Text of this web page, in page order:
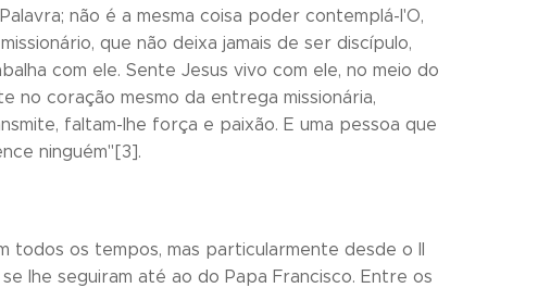
não é a mesma coisa poder contemplá-l'O,
que não deixa jamais de ser discípulo,
com ele. Sente Jesus vivo com ele, no meio do
no coração mesmo da entrega missionária,
faltam-lhe força e paixão. E uma pessoa que
ninguém"[3].
todos os tempos, mas particularmente desde o II
lhe seguiram até ao do Papa Francisco. Entre os